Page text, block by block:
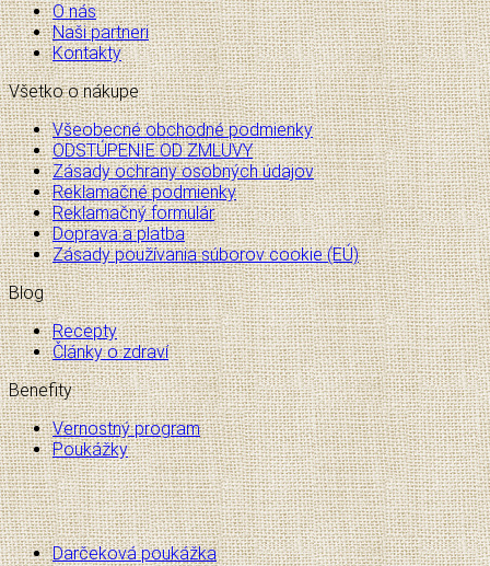
O nás
Naši partneri
Kontakty
Všetko o nákupe
Všeobecné obchodné podmienky
ODSTÚPENIE OD ZMLUVY
Zásady ochrany osobných údajov
Reklamačné podmienky
Reklamačný formulár
Doprava a platba
Zásady používania súborov cookie (EÚ)
Blog
Recepty
Články o zdraví
Benefity
Vernostný program
Poukážky
Darčeková poukážka